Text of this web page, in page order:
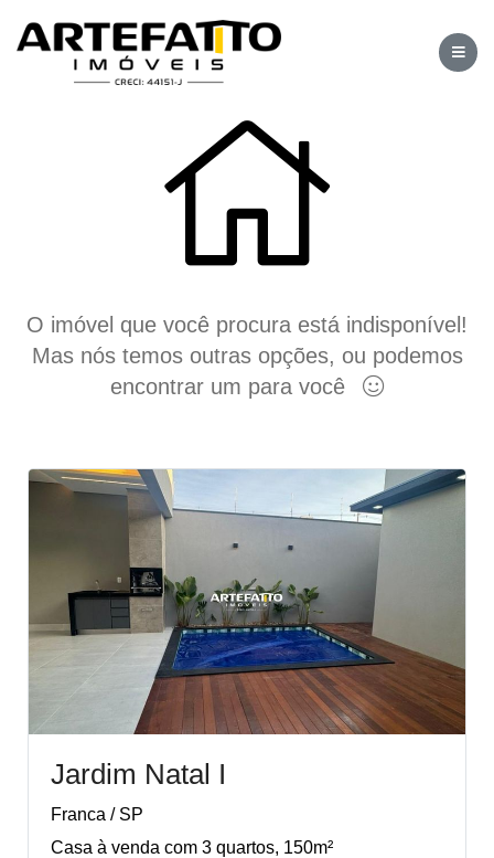
O imóvel que você procura está indisponível!
Mas nós temos outras opções, ou podemos
encontrar um para você
Jardim Natal I
Franca / SP
Casa à venda com 3 quartos, 150m²